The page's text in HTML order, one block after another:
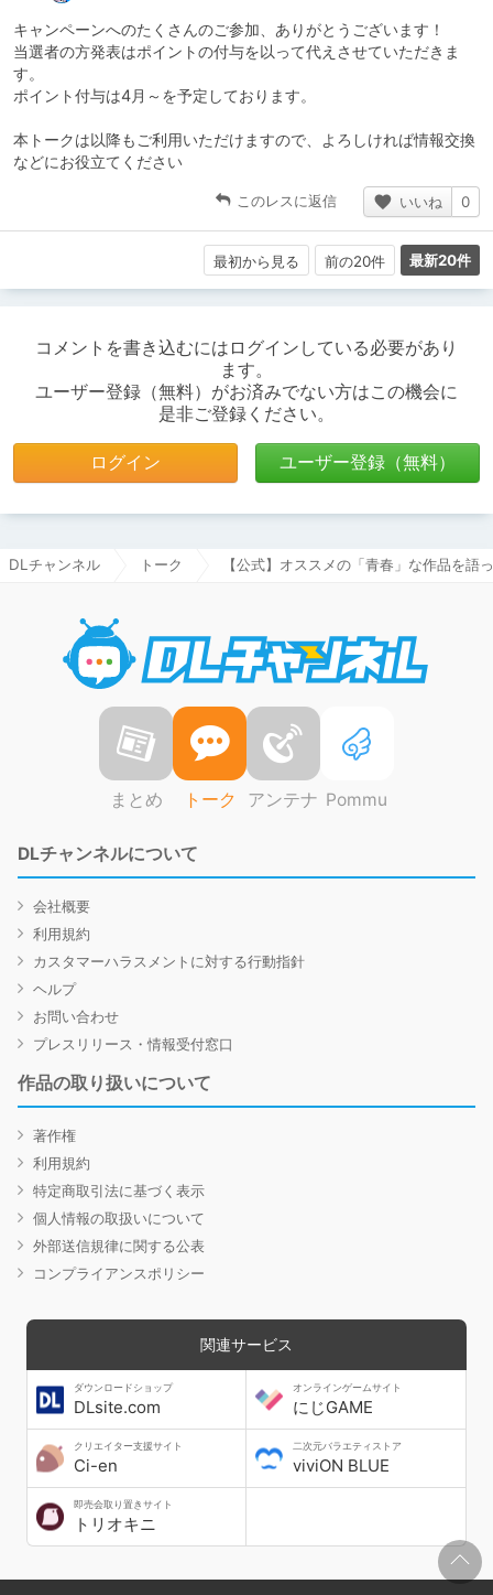
キャンペーンへのたくさんのご参加、ありがとうございます！
当選者の方発表はポイントの付与を以って代えさせていただきま
す。
ポイント付与は4月～を予定しております。
本トークは以降もご利用いただけますので、よろしければ情報交換
などにお役立てください
このレスに返信 いいね 0
最初から見る 前の20件 最新20件
コメントを書き込むにはログインしている必要があり
ます。
ユーザー登録（無料）がお済みでない方はこの機会に
是非ご登録ください。
ログイン ユーザー登録（無料）
DLチャンネル トーク 【公式】オススメの「青春」な作品を語
まとめ トーク アンテナ Pommu
DLチャンネルについて
会社概要
利用規約
カスタマーハラスメントに対する行動指針
ヘルプ
お問い合わせ
プレスリリース・情報受付窓口
作品の取り扱いについて
著作権
利用規約
特定商取引法に基づく表示
個人情報の取扱いについて
外部送信規律に関する公表
コンプライアンスポリシー
関連サービス
ダウンロードショップ
DLsite.com
オンラインゲームサイト
にじGAME
クリエイター支援サイト
Ci-en
二次元バラエティストア
viviON BLUE
即売会取り置きサイト
トリオキニ